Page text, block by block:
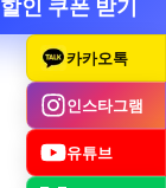
할인 쿠폰 받기
카카오톡
인스타그램
유튜브